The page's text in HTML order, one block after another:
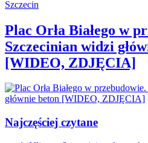
Plac Orła Białego w
Szczecinian widzi
[WIDEO, ZDJĘCIA]
Najczęściej czytane